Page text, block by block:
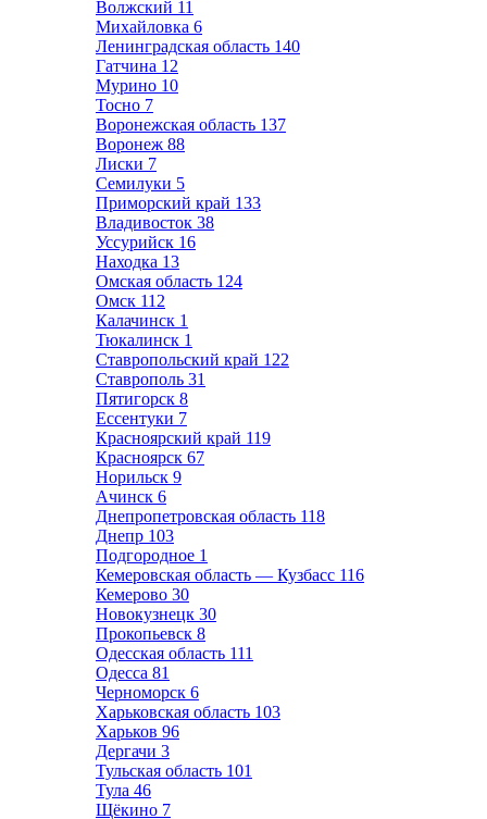
Волжский 11
Михайловка 6
Ленинградская область 140
Гатчина 12
Мурино 10
Тосно 7
Воронежская область 137
Воронеж 88
Лиски 7
Семилуки 5
Приморский край 133
Владивосток 38
Уссурийск 16
Находка 13
Омская область 124
Омск 112
Калачинск 1
Тюкалинск 1
Ставропольский край 122
Ставрополь 31
Пятигорск 8
Ессентуки 7
Красноярский край 119
Красноярск 67
Норильск 9
Ачинск 6
Днепропетровская область 118
Днепр 103
Подгородное 1
Кемеровская область — Кузбасс 116
Кемерово 30
Новокузнецк 30
Прокопьевск 8
Одесская область 111
Одесса 81
Черноморск 6
Харьковская область 103
Харьков 96
Дергачи 3
Тульская область 101
Тула 46
Щёкино 7